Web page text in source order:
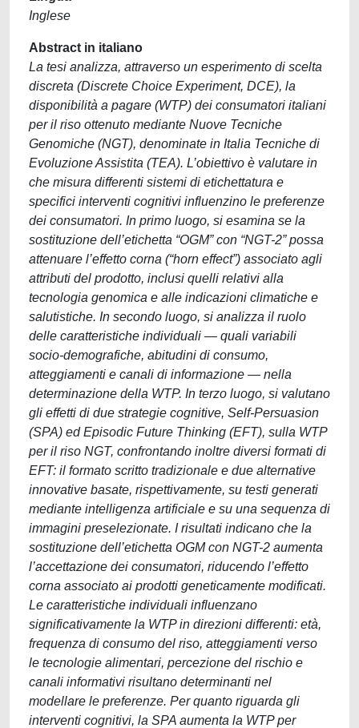
Inglese
Abstract in italiano
La tesi analizza, attraverso un esperimento di scelta
discreta (Discrete Choice Experiment, DCE), la
disponibilità a pagare (WTP) dei consumatori italiani
per il riso ottenuto mediante Nuove Tecniche
Genomiche (NGT), denominate in Italia Tecniche di
Evoluzione Assistita (TEA). L’obiettivo è valutare in
che misura differenti sistemi di etichettatura e
specifici interventi cognitivi influenzino le preferenze
dei consumatori. In primo luogo, si esamina se la
sostituzione dell’etichetta “OGM” con “NGT-2” possa
attenuare l’effetto corna (“horn effect”) associato agli
attributi del prodotto, inclusi quelli relativi alla
tecnologia genomica e alle indicazioni climatiche e
salutistiche. In secondo luogo, si analizza il ruolo
delle caratteristiche individuali — quali variabili
socio-demografiche, abitudini di consumo,
atteggiamenti e canali di informazione — nella
determinazione della WTP. In terzo luogo, si valutano
gli effetti di due strategie cognitive, Self-Persuasion
(SPA) ed Episodic Future Thinking (EFT), sulla WTP
per il riso NGT, confrontando inoltre diversi formati di
EFT: il formato scritto tradizionale e due alternative
innovative basate, rispettivamente, su testi generati
mediante intelligenza artificiale e su una sequenza di
immagini preselezionate. I risultati indicano che la
sostituzione dell’etichetta OGM con NGT-2 aumenta
l’accettazione dei consumatori, riducendo l’effetto
corna associato ai prodotti geneticamente modificati.
Le caratteristiche individuali influenzano
significativamente la WTP in direzioni differenti: età,
frequenza di consumo del riso, atteggiamenti verso
le tecnologie alimentari, percezione del rischio e
canali informativi risultano determinanti nel
modellare le preferenze. Per quanto riguarda gli
interventi cognitivi, la SPA aumenta la WTP per